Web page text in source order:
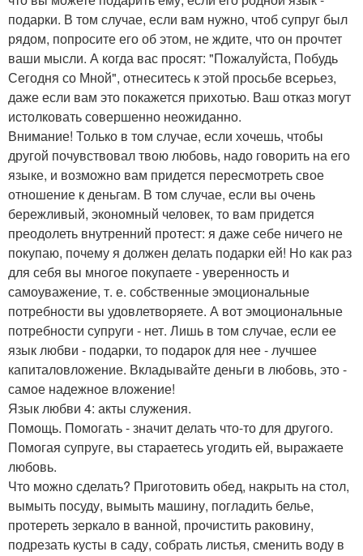
подарки. В том случае, если вам нужно, чтоб супруг был
рядом, попросите его об этом, не ждите, что он прочтет
ваши мысли. А когда вас просят: "Пожалуйста, Побудь
Сегодня со Мной", отнеситесь к этой просьбе всерьез,
даже если вам это покажется прихотью. Ваш отказ могут
истолковать совершенно неожиданно.
Внимание! Только в том случае, если хочешь, чтобы
другой почувствовал твою любовь, надо говорить на его
языке, и возможно вам придется пересмотреть свое
отношение к деньгам. В том случае, если вы очень
бережливый, экономный человек, то вам придется
преодолеть внутренний протест: я даже себе ничего не
покупаю, почему я должен делать подарки ей! Но как раз
для себя вы многое покупаете - уверенность и
самоуважение, т. е. собственные эмоциональные
потребности вы удовлетворяете. А вот эмоциональные
потребности супруги - нет. Лишь в том случае, если ее
язык любви - подарки, то подарок для нее - лучшее
капиталовложение. Вкладывайте деньги в любовь, это -
самое надежное вложение!
Язык любви 4: акты служения.
Помощь. Помогать - значит делать что-то для другого.
Помогая супруге, вы стараетесь угодить ей, выражаете
любовь.
Что можно сделать? Приготовить обед, накрыть на стол,
вымыть посуду, вымыть машину, погладить белье,
протереть зеркало в ванной, прочистить раковину,
подрезать кусты в саду, собрать листья, сменить воду в